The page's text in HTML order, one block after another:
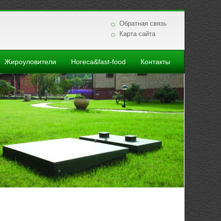
Обратная связь
Карта сайта
Жироуловители Horeca&fast-food Контакты